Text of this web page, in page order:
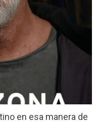
en esa manera de